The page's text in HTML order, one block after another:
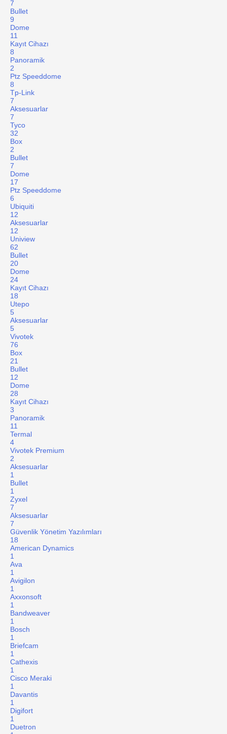
7
Bullet
9
Dome
11
Kayıt Cihazı
8
Panoramik
2
Ptz Speeddome
8
Tp-Link
7
Aksesuarlar
7
Tyco
32
Box
2
Bullet
7
Dome
17
Ptz Speeddome
6
Ubiquiti
12
Aksesuarlar
12
Uniview
62
Bullet
20
Dome
24
Kayıt Cihazı
18
Utepo
5
Aksesuarlar
5
Vivotek
76
Box
21
Bullet
12
Dome
28
Kayıt Cihazı
3
Panoramik
11
Termal
4
Vivotek Premium
2
Aksesuarlar
1
Bullet
1
Zyxel
7
Aksesuarlar
7
Güvenlik Yönetim Yazılımları
18
American Dynamics
1
Ava
1
Avigilon
1
Axxonsoft
1
Bandweaver
1
Bosch
1
Briefcam
1
Cathexis
1
Cisco Meraki
1
Davantis
1
Digifort
1
Duetron